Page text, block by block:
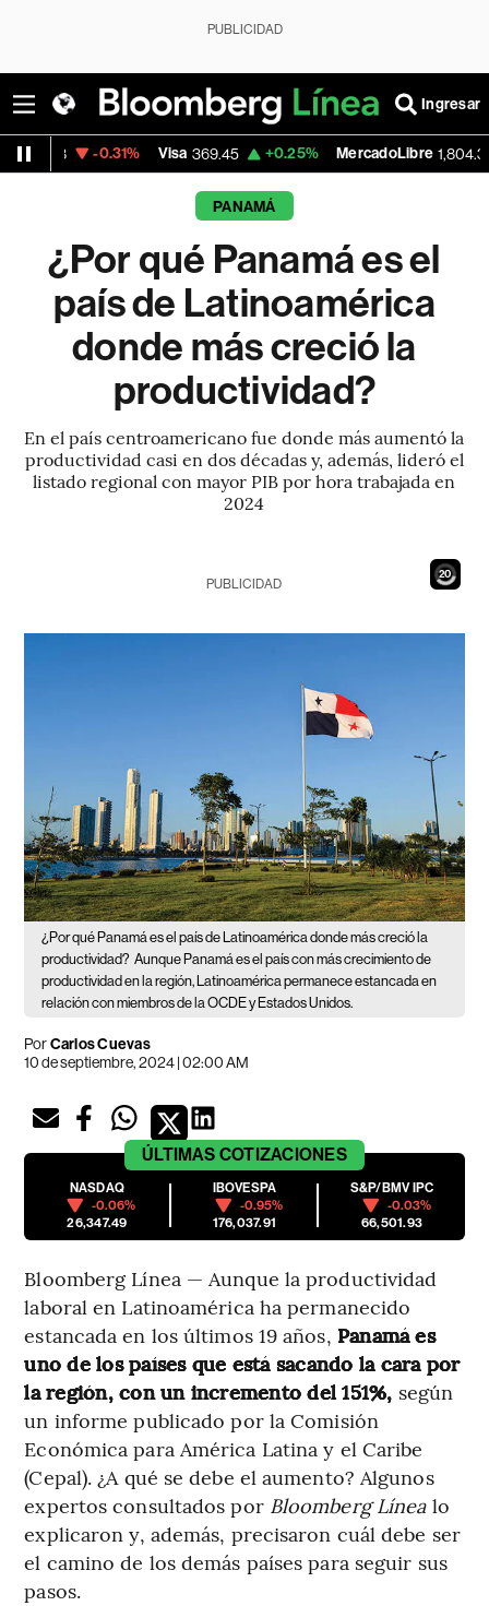
PUBLICIDAD
Ingresar
Visa 369.45 +0.25% MercadoLibre 1,804.30 -6.27%
PANAMÁ
¿Por qué Panamá es el
país de Latinoamérica
donde más creció la
productividad?
En el país centroamericano fue donde más aumentó la
productividad casi en dos décadas y, además, lideró el
listado regional con mayor PIB por hora trabajada en
2024
18
PUBLICIDAD
¿Por qué Panamá es el país de Latinoamérica donde más creció la
productividad? Aunque Panamá es el país con más crecimiento de
productividad en la región, Latinoamérica permanece estancada en
relación con miembros de la OCDE y Estados Unidos.
PorCarlos Cuevas
10 de septiembre, 2024 | 02:00 AM
ÚLTIMAS COTIZACIONES
NASDAQ
-0.06%
26,347.49
IBOVESPA
-0.95%
176,037.91
S&P/BMV IPC
-0.03%
66,501.93
Bloomberg Línea — Aunque la productividad
laboral en Latinoamérica ha permanecido
estancada en los últimos 19 años, Panamá es
uno de los países que está sacando la cara por
la región, con un incremento del 151%, según
un informe publicado por la Comisión
Económica para América Latina y el Caribe
(Cepal). ¿A qué se debe el aumento? Algunos
expertos consultados porBloomberg Línealo
explicaron y, además, precisaron cuál debe ser
el camino de los demás países para seguir sus
pasos.